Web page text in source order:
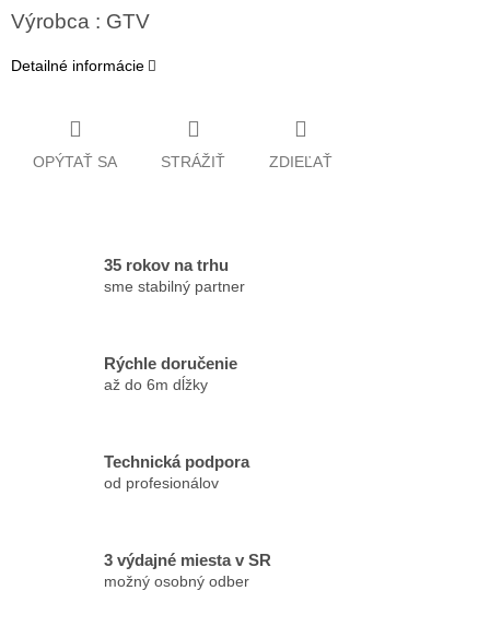
Výrobca : GTV
Detailné informácie
OPÝTAŤ SA STRÁŽIŤ ZDIEĽAŤ
35 rokov na trhu
sme stabilný partner
Rýchle doručenie
až do 6m dĺžky
Technická podpora
od profesionálov
3 výdajné miesta v SR
možný osobný odber